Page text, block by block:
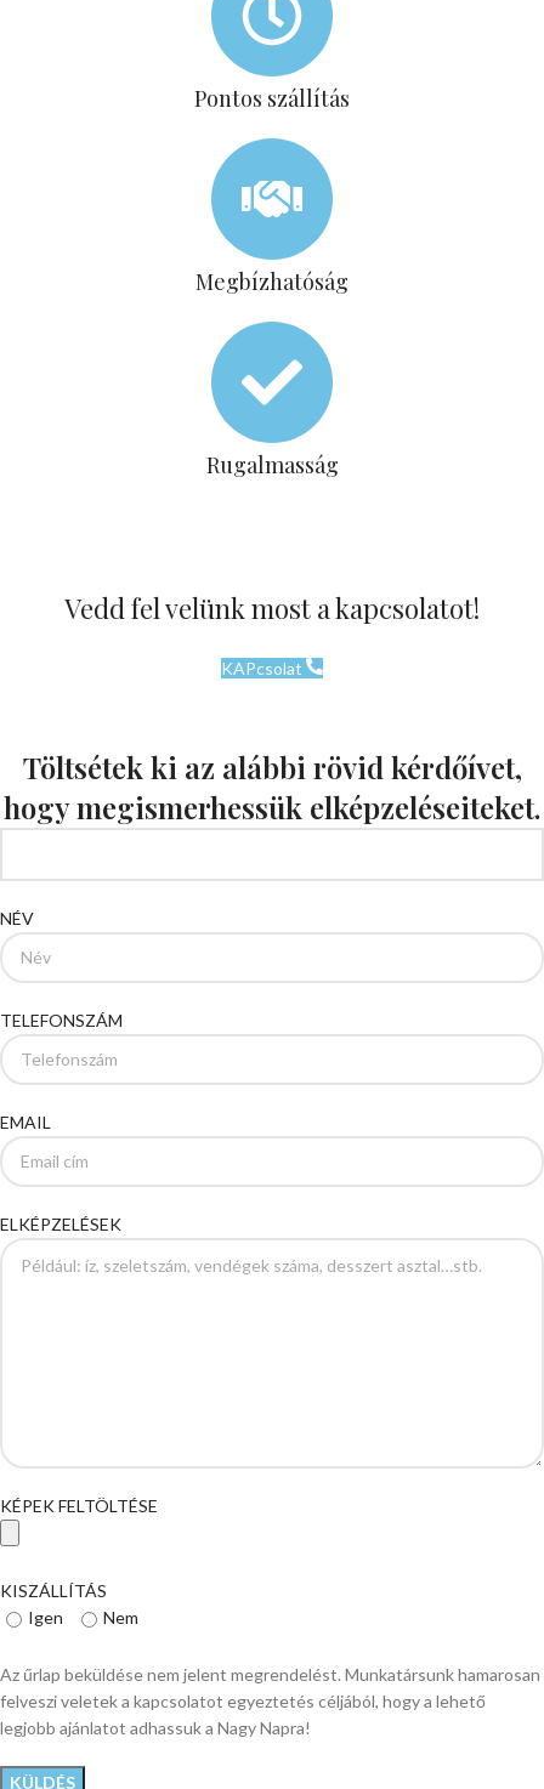
Pontos szállítás
Megbízhatóság
Rugalmasság
Vedd fel velünk most a kapcsolatot!
KAPcsolat
Töltsétek ki az alábbi rövid kérdőívet,
hogy megismerhessük elképzeléseiteket.
NÉV
TELEFONSZÁM
EMAIL
ELKÉPZELÉSEK
KÉPEK FELTÖLTÉSE
KISZÁLLÍTÁS
Igen
Nem
Az űrlap beküldése nem jelent megrendelést. Munkatársunk hamarosan
felveszi veletek a kapcsolatot egyeztetés céljából, hogy a lehető
legjobb ajánlatot adhassuk a Nagy Napra!